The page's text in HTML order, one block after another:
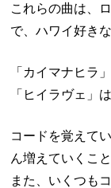
これらの曲は、
で、ハワイ好き
「カイマナヒラ
「ヒイラヴェ」
コードを覚えて
ん増えていくこ
また、いくつも